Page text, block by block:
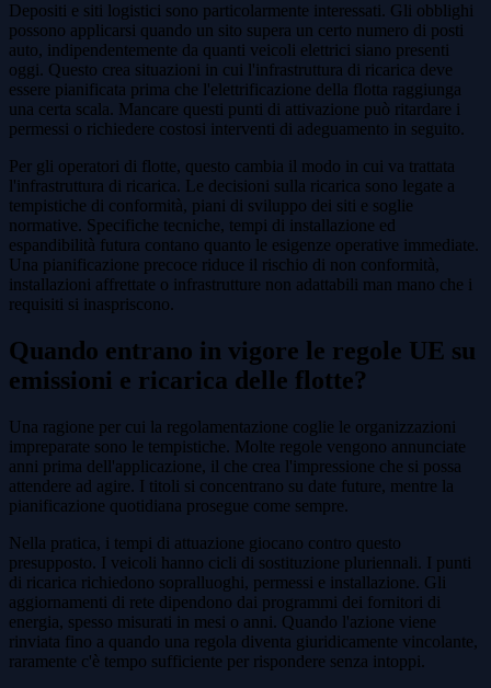
Depositi e siti logistici sono particolarmente interessati. Gli obblighi
possono applicarsi quando un sito supera un certo numero di posti
auto, indipendentemente da quanti veicoli elettrici siano presenti
oggi. Questo crea situazioni in cui l'infrastruttura di ricarica deve
essere pianificata prima che l'elettrificazione della flotta raggiunga
una certa scala. Mancare questi punti di attivazione può ritardare i
permessi o richiedere costosi interventi di adeguamento in seguito.
Per gli operatori di flotte, questo cambia il modo in cui va trattata
l'infrastruttura di ricarica. Le decisioni sulla ricarica sono legate a
tempistiche di conformità, piani di sviluppo dei siti e soglie
normative. Specifiche tecniche, tempi di installazione ed
espandibilità futura contano quanto le esigenze operative immediate.
Una pianificazione precoce riduce il rischio di non conformità,
installazioni affrettate o infrastrutture non adattabili man mano che i
requisiti si inaspriscono.
Quando entrano in vigore le regole UE su
emissioni e ricarica delle flotte?
Una ragione per cui la regolamentazione coglie le organizzazioni
impreparate sono le tempistiche. Molte regole vengono annunciate
anni prima dell'applicazione, il che crea l'impressione che si possa
attendere ad agire. I titoli si concentrano su date future, mentre la
pianificazione quotidiana prosegue come sempre.
Nella pratica, i tempi di attuazione giocano contro questo
presupposto. I veicoli hanno cicli di sostituzione pluriennali. I punti
di ricarica richiedono sopralluoghi, permessi e installazione. Gli
aggiornamenti di rete dipendono dai programmi dei fornitori di
energia, spesso misurati in mesi o anni. Quando l'azione viene
rinviata fino a quando una regola diventa giuridicamente vincolante,
raramente c'è tempo sufficiente per rispondere senza intoppi.